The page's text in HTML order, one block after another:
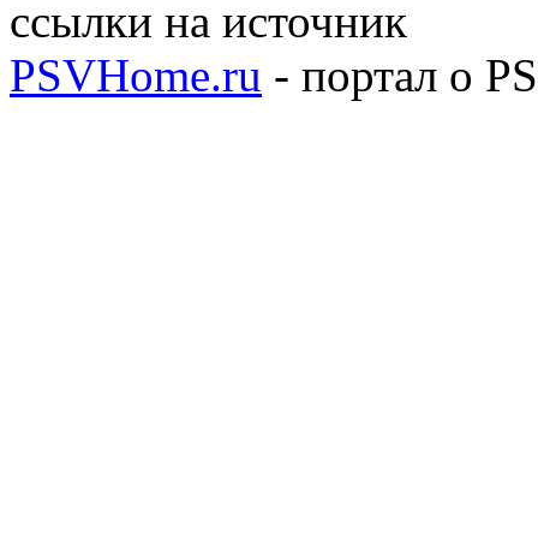
ссылки на источник
PSVHome.ru - портал о